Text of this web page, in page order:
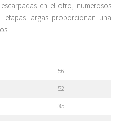
en el otro, numerosos
etapas largas proporcionan una
56
52
35